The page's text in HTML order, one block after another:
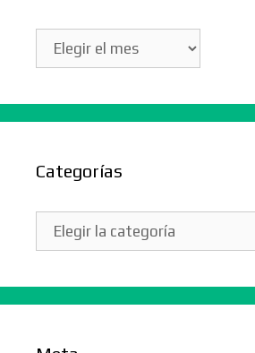
Archivos
Categorías
Categorías